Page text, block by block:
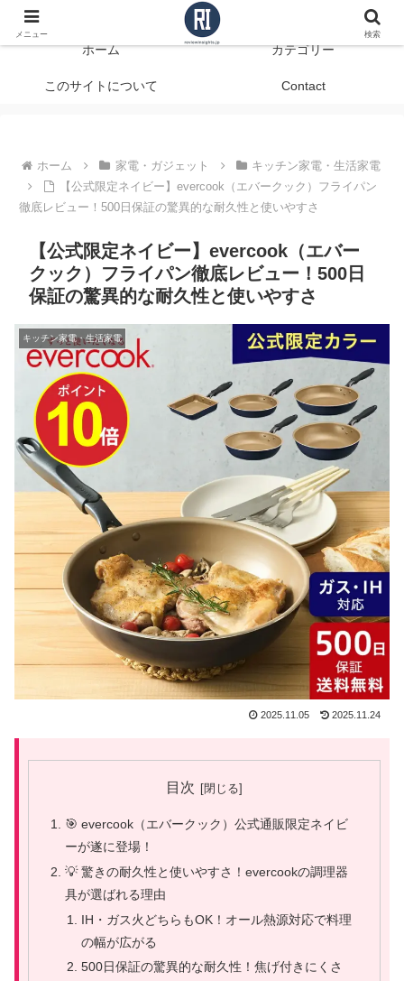
データで見る、本当に役立つ商品レビュー
ホーム カテゴリー
このサイトについて Contact
ホーム 家電・ガジェット
キッチン家電・生活家電
【公式限定ネイビー】evercook（エバークック）フライパン
徹底レビュー！500日保証の驚異的な耐久性と使いやすさ
【公式限定ネイビー】evercook（エバー
クック）フライパン徹底レビュー！500日
保証の驚異的な耐久性と使いやすさ
キッチン家電・生活家電
2025.11.05 2025.11.24
目次
🎯 evercook（エバークック）公式通販限定ネイビ
ーが遂に登場！
💡 驚きの耐久性と使いやすさ！evercookの調理器
具が選ばれる理由
IH・ガス火どちらもOK！オール熱源対応で料理
の幅が広がる
500日保証の驚異的な耐久性！焦げ付きにくさ
メニュー 検索